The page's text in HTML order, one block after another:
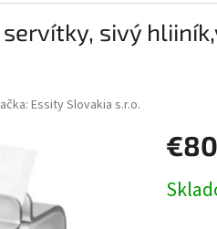
sivý
Essity Slovakia s.r.o.
cena: